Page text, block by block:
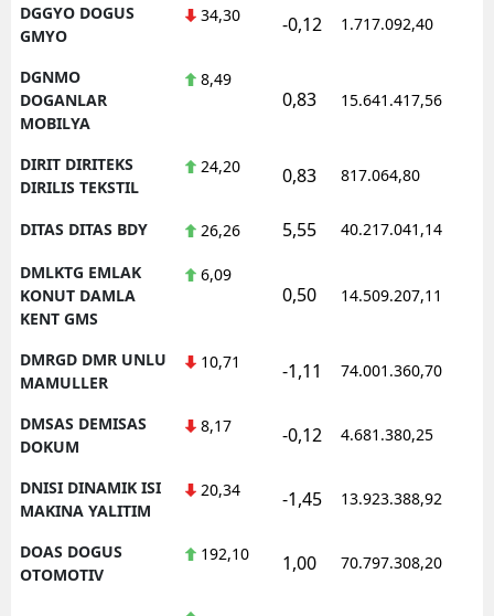
DGGYO DOGUS
GMYO
34,30 -0,12 1.717.092,40
DGNMO
DOGANLAR
MOBILYA
8,49
0,83 15.641.417,56
DIRIT DIRITEKS
DIRILIS TEKSTIL
24,20 0,83 817.064,80
DITAS DITAS BDY 26,26 5,55 40.217.041,14
DMLKTG EMLAK
KONUT DAMLA
KENT GMS
6,09
0,50 14.509.207,11
DMRGD DMR UNLU
MAMULLER
10,71 -1,11 74.001.360,70
DMSAS DEMISAS
DOKUM
8,17 -0,12 4.681.380,25
DNISI DINAMIK ISI
MAKINA YALITIM
20,34 -1,45 13.923.388,92
DOAS DOGUS
OTOMOTIV
192,10 1,00 70.797.308,20